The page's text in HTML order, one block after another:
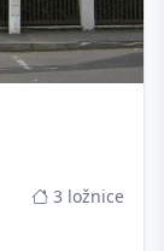
3 ložnice